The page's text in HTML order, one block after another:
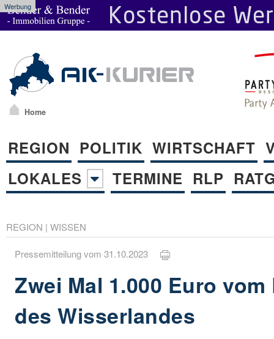
Werbung
Home
REGION POLITIK WIRTSCHAFT
LOKALES
TERMINE RLP
REGION | WISSEN
Pressemitteilung vom 31.10.2023
Zwei Mal 1.000 Euro
des Wisserlandes